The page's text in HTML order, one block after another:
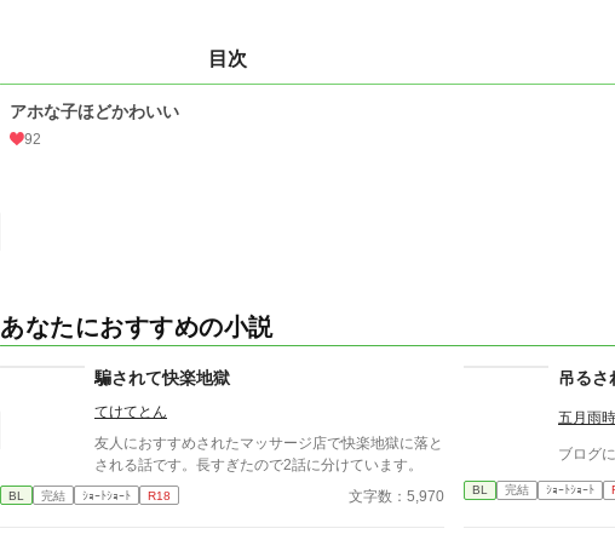
目次
アホな子ほどかわいい
92
あなたにおすすめの小説
騙されて快楽地獄
てけてとん
友人におすすめされたマッサージ店で快楽地獄に落と
される話です。長すぎたので2話に分けています。
BL 完結 ｼｮｰﾄｼｮｰﾄ R18 文字数：5,970
吊るさ
五月雨
ブログ
BL 完結 ｼｮｰﾄｼｮｰﾄ